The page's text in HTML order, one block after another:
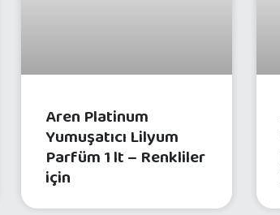
Aren Platinum
Yumuşatıcı Lilyum
Parfüm 1 lt – Renkliler
için